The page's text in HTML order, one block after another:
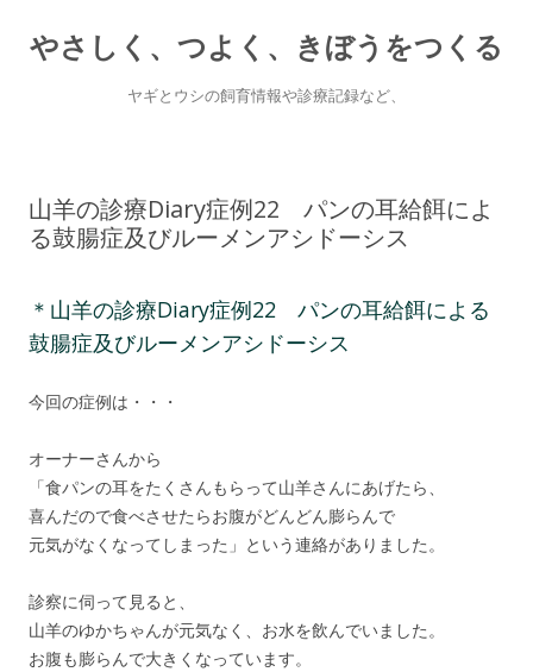
やさしく、つよく、きぼうをつくる
ヤギとウシの飼育情報や診療記録など、
山羊の診療Diary症例22 パンの耳給餌によ
る鼓腸症及びルーメンアシドーシス
＊山羊の診療Diary症例22 パンの耳給餌による
鼓腸症及びルーメンアシドーシス
今回の症例は・・・
オーナーさんから
「食パンの耳をたくさんもらって山羊さんにあげたら、
喜んだので食べさせたらお腹がどんどん膨らんで
元気がなくなってしまった」という連絡がありました。
診察に伺って見ると、
山羊のゆかちゃんが元気なく、お水を飲んでいました。
お腹も膨らんで大きくなっています。